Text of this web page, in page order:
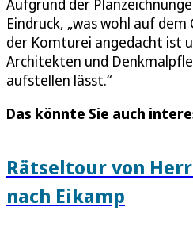
Eindruck, „was wohl auf
der Komturei angedacht ist
Architekten und
aufstellen lässt.“
Das könnte Sie auch
Rätseltour von
nach Eikamp